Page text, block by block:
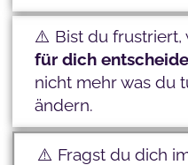
⚠️ Bist du frustriert,
für dich
nicht mehr was du
ändern.
⚠️ Fragst du dich